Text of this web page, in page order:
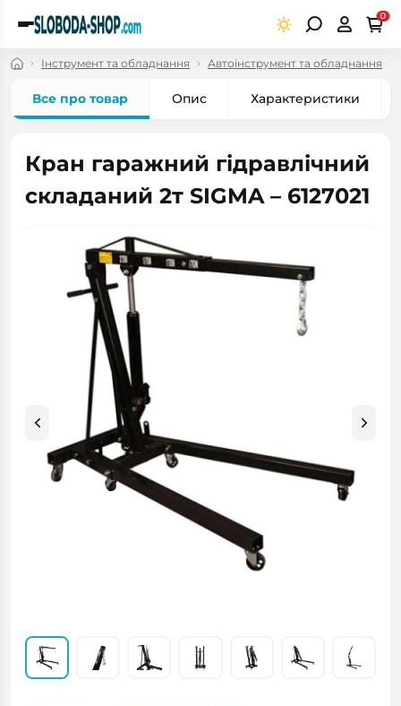
0
Інструмент та обладнання Автоінструмент та обладнання
Все про товар Опис Характеристики
Кран гаражний гідравлічний
складаний 2т SIGMA – 6127021